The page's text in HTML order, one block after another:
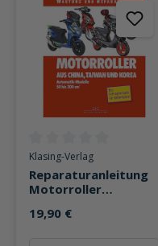
Durchschnittliche
Klasing-Verlag
Reparaturanleitung
Motorroller
50-200cm³
19,90 €